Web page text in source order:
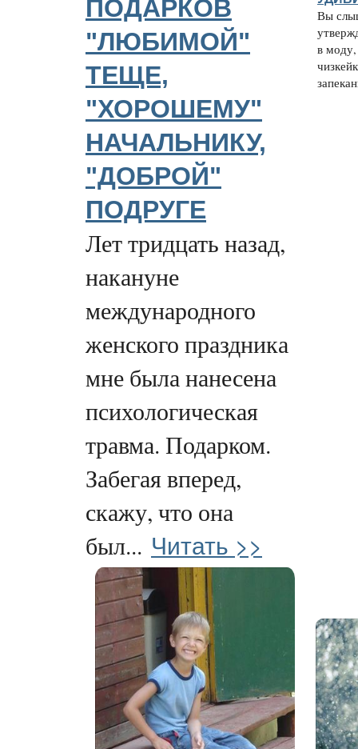
ПОДАРКОВ
"ЛЮБИМОЙ"
ТЕЩЕ,
"ХОРОШЕМУ"
НАЧАЛЬНИКУ,
"ДОБРОЙ"
ПОДРУГЕ
Лет тридцать назад,
накануне
международного
женского праздника
мне была нанесена
психологическая
травма. Подарком.
Забегая вперед,
скажу, что она
был... Читать >>
Вы
в